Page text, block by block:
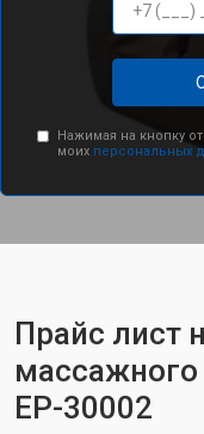
Нажимая на кнопку
моих персональных
Прайс лист
массажного
EP-30002